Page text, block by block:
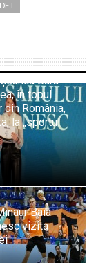
Sara
în topul
din România,
la „sportul
Baia
vizita